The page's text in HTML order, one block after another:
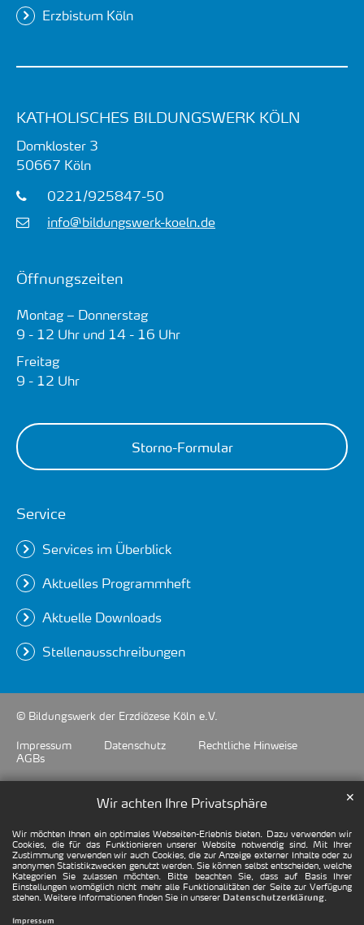
Wir achten Ihre Privatsphäre
Wir möchten Ihnen ein optimales Webseiten-Erlebnis bieten. Dazu verwenden wir
Cookies, die für das Funktionieren unserer Website notwendig sind. Mit Ihrer
Zustimmung verwenden wir auch Cookies, die zur Anzeige externer Inhalte oder zu
anonymen Statistikzwecken genutzt werden. Sie können selbst entscheiden, welche
Kategorien Sie zulassen möchten. Bitte beachten Sie, dass auf Basis Ihrer
Einstellungen womöglich nicht mehr alle Funktionalitäten der Seite zur Verfügung
stehen. Weitere Informationen finden Sie in unserer Datenschutzerklärung.
✕
Impressum
Erzbistum Köln
KATHOLISCHES BILDUNGSWERK KÖLN
Domkloster 3
50667 Köln
0221/925847-50
info@bildungswerk-koeln.de
Öffnungszeiten
Montag – Donnerstag
9 - 12 Uhr und 14 - 16 Uhr
Freitag
9 - 12 Uhr
Storno-Formular
Service
Services im Überblick
Aktuelles Programmheft
Aktuelle Downloads
Stellenausschreibungen
© Bildungswerk der Erzdiözese Köln e.V.
Impressum
Datenschutz
Rechtliche Hinweise
AGBs